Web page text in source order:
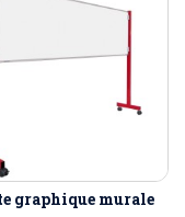
graphique murale